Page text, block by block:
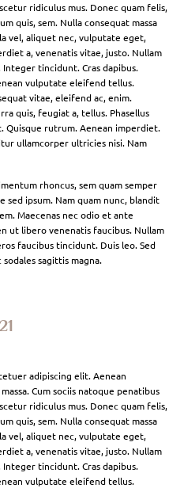
ridiculus mus. Donec quam felis,
quis, sem. Nulla consequat massa
vel, aliquet nec, vulputate eget,
a, venenatis vitae, justo. Nullam
tincidunt. Cras dapibus.
vulputate eleifend tellus.
vitae, eleifend ac, enim.
quis, feugiat a, tellus. Phasellus
Quisque rutrum. Aenean imperdiet.
ullamcorper ultricies nisi. Nam
rhoncus, sem quam semper
sed ipsum. Nam quam nunc, blandit
Maecenas nec odio et ante
ut libero venenatis faucibus. Nullam
faucibus tincidunt. Duis leo. Sed
sagittis magna.
adipiscing elit. Aenean
Cum sociis natoque penatibus
ridiculus mus. Donec quam felis,
quis, sem. Nulla consequat massa
vel, aliquet nec, vulputate eget,
a, venenatis vitae, justo. Nullam
tincidunt. Cras dapibus.
vulputate eleifend tellus.